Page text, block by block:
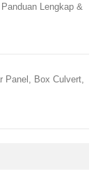
Lengkap &
Panel, Box Culvert,